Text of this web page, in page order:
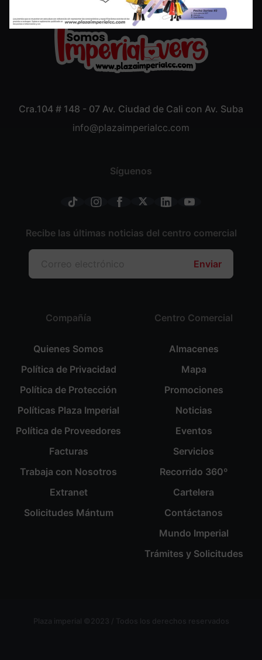
Cra.104 # 148 - 07 Av. Ciudad de Cali con Av. Suba
info@plazaimperialcc.com
Compañía
Quienes Somos
Política de Privacidad
Política de Protección
Políticas Plaza Imperial
Política de Proveedores
Facturas
Trabaja con Nosotros
Extranet
Solicitudes Mántum
Centro Comercial
Almacenes
Mapa
Promociones
Noticias
Eventos
Servicios
Recorrido 360º
Cartelera
Contáctanos
Mundo Imperial
Trámites y Solicitudes
Síguenos
Recibe las últimas noticias del centro comercial
Enviar
Plaza imperial ©2023 / Todos los derechos reservados